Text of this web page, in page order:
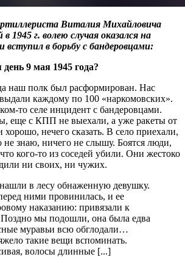
Виталия Михайловича
1945 г. волею случая оказался на
вступил в борьбу с бандеровцами:
9 мая 1945 года?
наш полк был расформирован. Нас
каждому по 100 «наркомовских».
то селе инцидент с бандеровцами.
еще с КПП не выехали, а уже ракеты от
хорошо, нечего сказать. В село приехали,
не знаю, ничего не слышу. Боятся люди,
кого-то из соседей убили. Они жестоко
ни своих, ни чужих.
в лесу обнаженную девушку.
ними провинилась, и ее
наказанию: привязали к
мы подошли, она была едва
муравьи всю обглодали…
такие вещи вспоминать.
волосы длинные [...]